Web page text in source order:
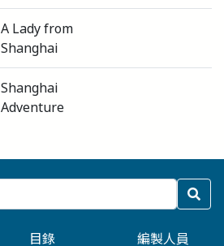
A Lady from
Shanghai
Shanghai
Adventure
目錄 編製人員